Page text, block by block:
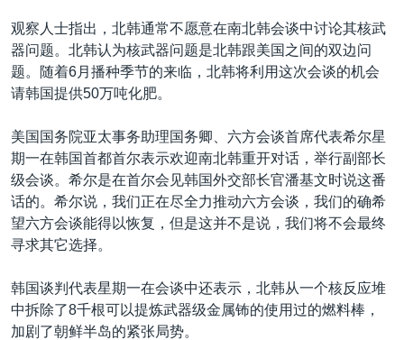
观察人士指出，北韩通常不愿意在南北韩会谈中讨论其核武
器问题。北韩认为核武器问题是北韩跟美国之间的双边问
题。随着6月播种季节的来临，北韩将利用这次会谈的机会
请韩国提供50万吨化肥。
美国国务院亚太事务助理国务卿、六方会谈首席代表希尔星
期一在韩国首都首尔表示欢迎南北韩重开对话，举行副部长
级会谈。希尔是在首尔会见韩国外交部长官潘基文时说这番
话的。希尔说，我们正在尽全力推动六方会谈，我们的确希
望六方会谈能得以恢复，但是这并不是说，我们将不会最终
寻求其它选择。
韩国谈判代表星期一在会谈中还表示，北韩从一个核反应堆
中拆除了8千根可以提炼武器级金属钸的使用过的燃料棒，
加剧了朝鲜半岛的紧张局势。